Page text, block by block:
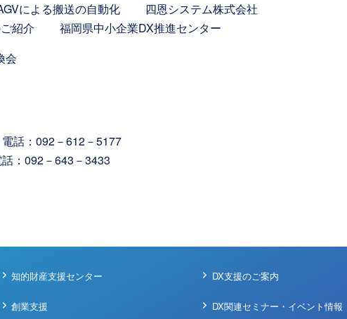
AGVによる搬送の自動化 四恩システム株式会社
ご紹介 福岡県中小企業DX推進センター
会
話：092－612－5177
：092－643－3433
知的財産支援センター
創業支援
DX支援のご案内
DX関連セミナー・イベント情報